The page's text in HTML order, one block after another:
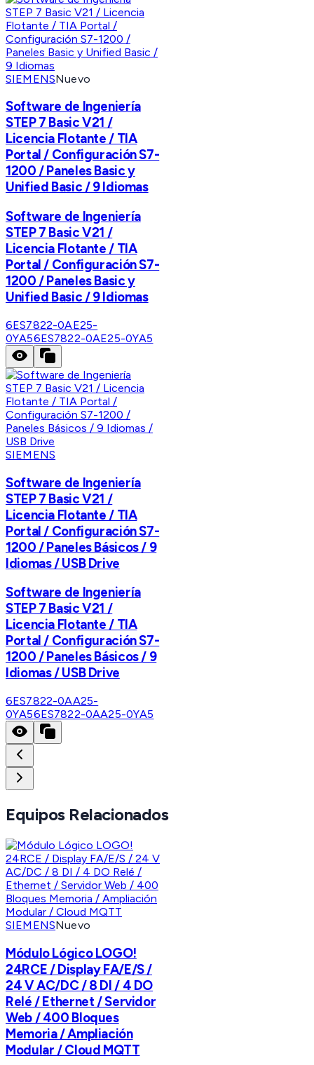
SIEMENSNuevo
Software de Ingeniería
STEP 7 Basic V21 /
Licencia Flotante / TIA
Portal / Configuración S7-
1200 / Paneles Basic y
Unified Basic / 9 Idiomas
Software de Ingeniería
STEP 7 Basic V21 /
Licencia Flotante / TIA
Portal / Configuración S7-
1200 / Paneles Basic y
Unified Basic / 9 Idiomas
6ES7822-0AE25-
0YA56ES7822-0AE25-0YA5
SIEMENS
Software de Ingeniería
STEP 7 Basic V21 /
Licencia Flotante / TIA
Portal / Configuración S7-
1200 / Paneles Básicos / 9
Idiomas / USB Drive
Software de Ingeniería
STEP 7 Basic V21 /
Licencia Flotante / TIA
Portal / Configuración S7-
1200 / Paneles Básicos / 9
Idiomas / USB Drive
6ES7822-0AA25-
0YA56ES7822-0AA25-0YA5
Equipos Relacionados
SIEMENSNuevo
Módulo Lógico LOGO!
24RCE / Display FA/E/S /
24 V AC/DC / 8 DI / 4 DO
Relé / Ethernet / Servidor
Web / 400 Bloques
Memoria / Ampliación
Modular / Cloud MQTT